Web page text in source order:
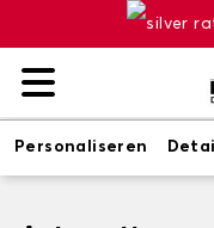
Personaliseren